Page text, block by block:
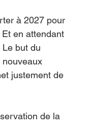
à 2027 pour
en attendant
Le but du
nouveaux
justement de
de la